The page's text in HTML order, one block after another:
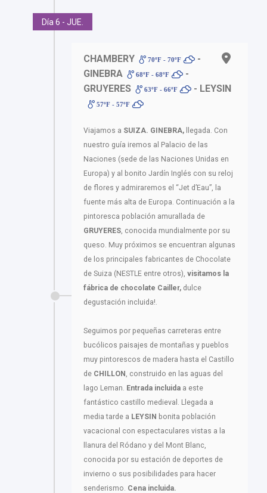
Día 6 - JUE.
CHAMBERY 70ºF - 70ºF
-
GINEBRA
68ºF - 68ºF
-
GRUYERES
63ºF - 66ºF - LEYSIN
57ºF - 57ºF
Viajamos a SUIZA. GINEBRA, llegada. Con
nuestro guía iremos al Palacio de las
Naciones (sede de las Naciones Unidas en
Europa) y al bonito Jardín Inglés con su reloj
de flores y admiraremos el “Jet d’Eau”, la
fuente más alta de Europa. Continuación a la
pintoresca población amurallada de
GRUYERES, conocida mundialmente por su
queso. Muy próximos se encuentran algunas
de los principales fabricantes de Chocolate
de Suiza (NESTLE entre otros), visitamos la
fábrica de chocolate Cailler, dulce
degustación incluida!.
Seguimos por pequeñas carreteras entre
bucólicos paisajes de montañas y pueblos
muy pintorescos de madera hasta el Castillo
de CHILLON, construido en las aguas del
lago Leman. Entrada incluida a este
fantástico castillo medieval. Llegada a
media tarde a LEYSIN bonita población
vacacional con espectaculares vistas a la
llanura del Ródano y del Mont Blanc,
conocida por su estación de deportes de
invierno o sus posibilidades para hacer
senderismo. Cena incluida.